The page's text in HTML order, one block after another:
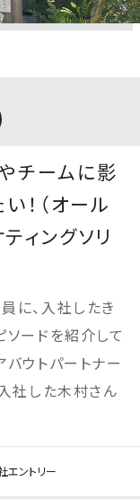
チームに影
！（オール
ィングソリ
に、入社したき
ソードを紹介して
バウトパートナー
社した木村さん
エントリー